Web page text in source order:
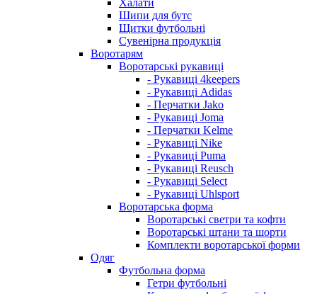
Халати
Шипи для бутс
Щитки футбольні
Сувенірна продукція
Воротарям
Воротарські рукавиці
- Рукавиці 4keepers
- Рукавиці Adidas
- Перчатки Jako
- Рукавиці Joma
- Перчатки Kelme
- Рукавиці Nike
- Рукавиці Puma
- Рукавиці Reusch
- Рукавиці Select
- Рукавиці Uhlsport
Воротарська форма
Воротарські светри та кофти
Воротарські штани та шорти
Комплекти воротарської форми
Одяг
Футбольна форма
Гетри футбольні